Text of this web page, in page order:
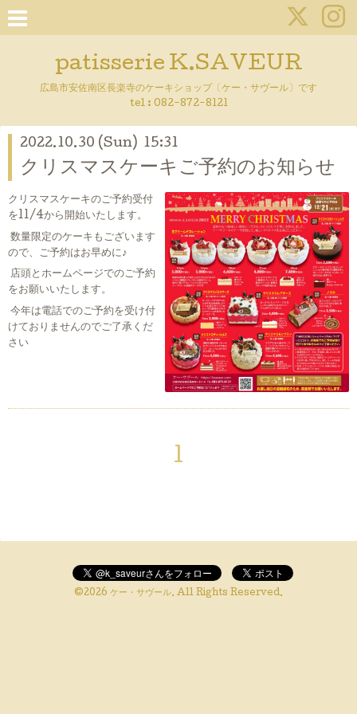
patisserie K.SAVEUR
広島市安佐南区長楽寺のケーキショップ〔ケー・サヴール〕です
tel : 082-872-8121
2022.10.30 (Sun) 15:31
クリスマスケーキご予約のお知らせ
クリスマスケーキのご予約受付
を11/4から開始いたします。
数量限定のケーキもございます
ので、ご予約はお早めに♪
店頭とホームページでのご予約
をお願いいたします。
今年は電話でのご予約を受け付
けておりませんのでご了承くだ
さい
1
©2026 ケー・サヴール. All Rights Reserved.